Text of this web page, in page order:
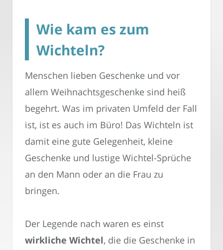
Wie kam es zum
Wichteln?
Menschen lieben Geschenke und vor
allem Weihnachtsgeschenke sind heiß
begehrt. Was im privaten Umfeld der Fall
ist, ist es auch im Büro! Das Wichteln ist
damit eine gute Gelegenheit, kleine
Geschenke und lustige Wichtel-Sprüche
an den Mann oder an die Frau zu
bringen.
Der Legende nach waren es einst
wirkliche Wichtel, die die Geschenke in